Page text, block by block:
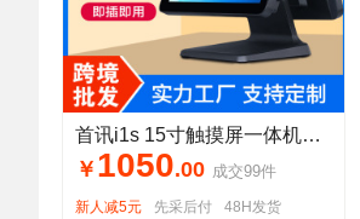
首讯i1s 15寸触摸屏一体机面包奶茶餐饮服装母婴水果烟草超市便利
￥ 1050.00 成交99件
新人减5元 先采后付 48H发货